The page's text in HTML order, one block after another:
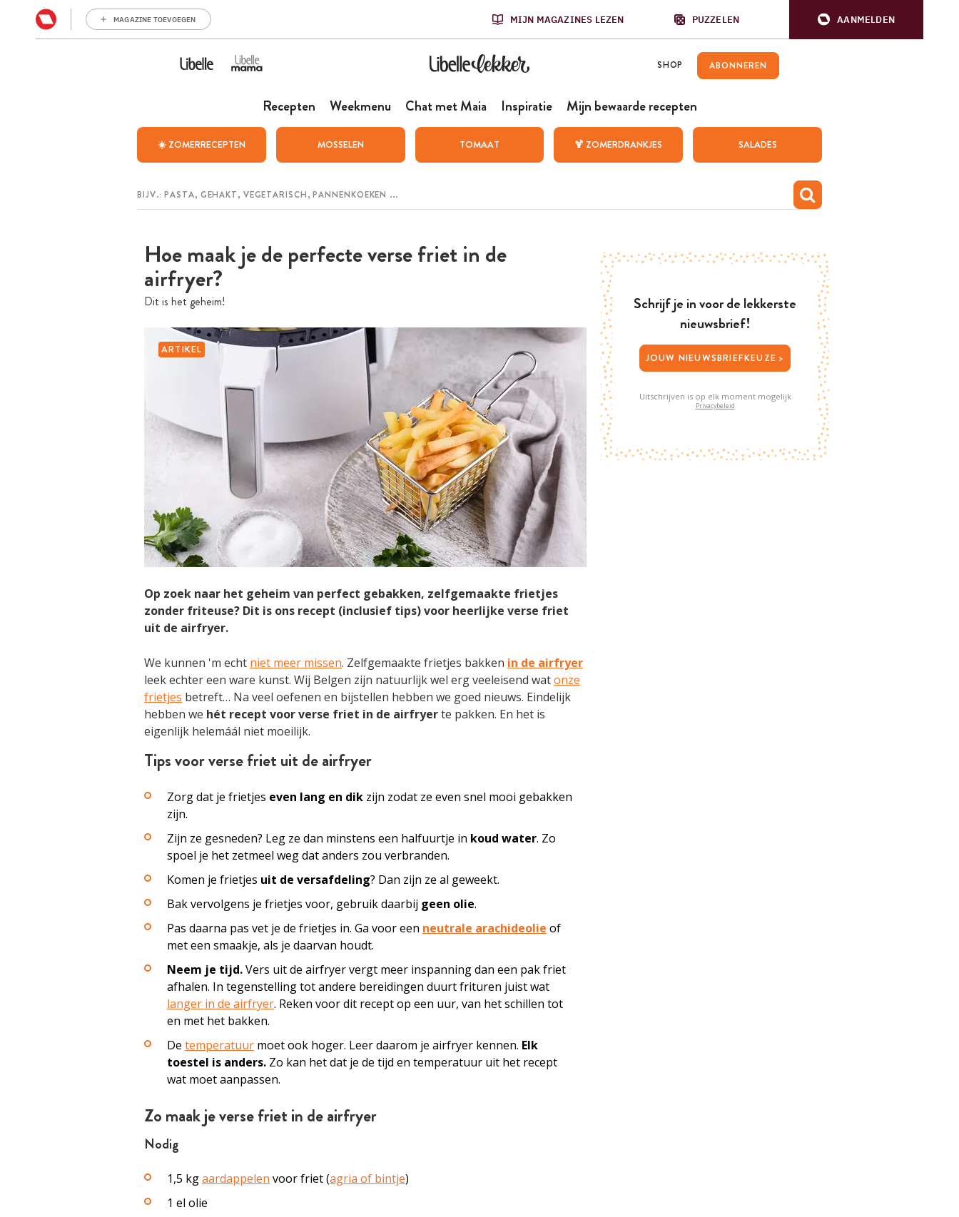
MAGAZINE TOEVOEGEN MIJN MAGAZINES LEZEN PUZZELEN AANMELDEN
SHOP ABONNEREN
Recepten Weekmenu Chat met Maia Inspiratie Mijn bewaarde recepten
☀️ ZOMERRECEPTEN MOSSELEN TOMAAT 🍹 ZOMERDRANKJES SALADES
Hoe maak je de perfecte verse friet in de
airfryer?
Dit is het geheim!
ARTIKEL
Op zoek naar het geheim van perfect gebakken, zelfgemaakte frietjes
zonder friteuse? Dit is ons recept (inclusief tips) voor heerlijke verse friet
uit de airfryer.
We kunnen 'm echt niet meer missen. Zelfgemaakte frietjes bakken in de airfryer
leek echter een ware kunst. Wij Belgen zijn natuurlijk wel erg veeleisend watonze
frietjes betreft… Na veel oefenen en bijstellen hebben we goed nieuws. Eindelijk
hebben we hét recept voor verse friet in de airfryerte pakken. En het is
eigenlijk helemáál niet moeilijk.
Tips voor verse friet uit de airfryer
Zorg dat je frietjes even lang en dik zijn zodat ze even snel mooi gebakken
zijn.
Zijn ze gesneden? Leg ze dan minstens een halfuurtje in koud water. Zo
spoel je het zetmeel weg dat anders zou verbranden.
Komen je frietjes uit de versafdeling? Dan zijn ze al geweekt.
Bak vervolgens je frietjes voor, gebruik daarbij geen olie.
Pas daarna pas vet je de frietjes in. Ga voor een neutrale arachideolie of
met een smaakje, als je daarvan houdt.
Neem je tijd.Vers uit de airfryer vergt meer inspanning dan een pak friet
afhalen. In tegenstelling tot andere bereidingen duurt frituren juist wat
langer in de airfryer. Reken voor dit recept op een uur, van het schillen tot
en met het bakken.
De temperatuur moet ook hoger. Leer daarom je airfryer kennen. Elk
toestel is anders. Zo kan het dat je de tijd en temperatuur uit het recept
wat moet aanpassen.
Zo maak je verse friet in de airfryer
Nodig
1,5 kgaardappelen voor friet (agria of bintje)
1 el olie
Schrijf je in voor de lekkerste
nieuwsbrief!
JOUW NIEUWSBRIEFKEUZE >
Uitschrijven is op elk moment mogelijk
Privacybeleid